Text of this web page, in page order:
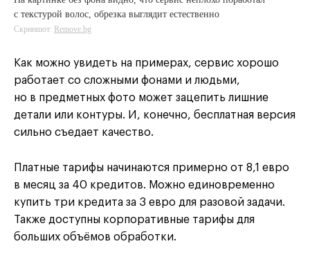
с текстурой волос, обрезка выглядит естественно
Скриншот: Remove.bg
Remove.bg
Remove.bg
Как можно увидеть на примерах, сервис хорошо
работает со сложными фонами и людьми,
но в предметных фото может зацепить лишние
детали или контуры. И, конечно, бесплатная версия
сильно съедает качество.
Платные тарифы начинаются примерно от 8,1 евро
в месяц за 40 кредитов. Можно единовременно
купить три кредита за 3 евро для разовой задачи.
Также доступны корпоративные тарифы для
больших объёмов обработки.